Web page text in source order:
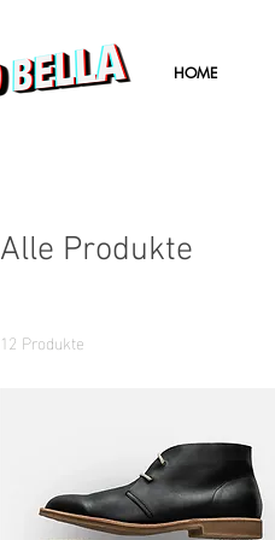
HOME
Alle Produkte
12 Produkte